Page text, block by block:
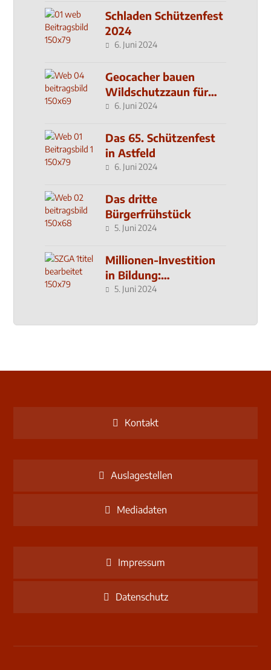
Schladen Schützenfest
2024
6. Juni 2024
Geocacher bauen
Wildschutzzaun für
den MachMit! Wald
6. Juni 2024
Das 65. Schützenfest
in Astfeld
6. Juni 2024
Das dritte
Bürgerfrühstück
5. Juni 2024
Millionen-Investition
in Bildung:
Schulzentrum-Neubau
5. Juni 2024
Kontakt
Auslagestellen
Mediadaten
Impressum
Datenschutz